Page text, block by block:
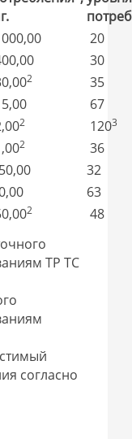
20
30
2
35
67
2 1203
2
36
32
63
2 48
ТР ТС
согласно